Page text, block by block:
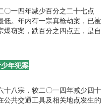
一四年减少百分之二十七点
低。年内有一宗真枪劫案，已被
窃案，跌百分之四点五，是自
年犯案
十八宗，较二〇一四年减少四十
共交通工具及相关地点发生的